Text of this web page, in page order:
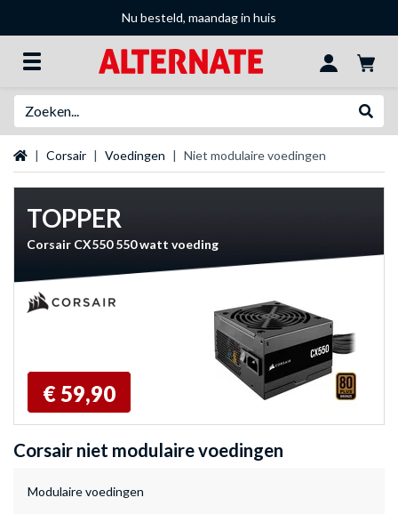
Nu besteld, maandag in huis
Startpagina
Corsair Voedingen Niet modulaire voedingen
TOPPER
Corsair CX550 550 watt voeding
€ 59,90
Corsair niet modulaire voedingen
Modulaire voedingen